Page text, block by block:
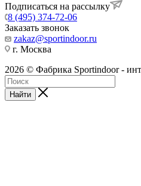
Подписаться на рассылку
8 (495) 374-72-06
Заказать звонок
zakaz@sportindoor.ru
г. Москва
2026 © Фабрика Sportindoor -
Найти